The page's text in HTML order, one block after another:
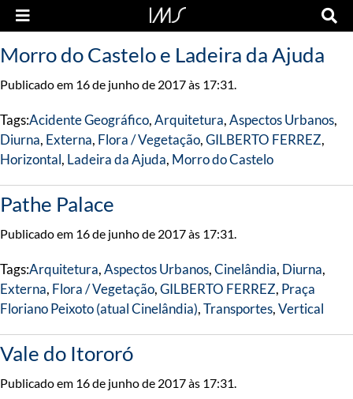
Morro do Castelo e Ladeira da Ajuda
Publicado em 16 de junho de 2017 às 17:31.
Tags:Acidente Geográfico,Arquitetura,Aspectos Urbanos,
Diurna, Externa, Flora / Vegetação,GILBERTO FERREZ,
Horizontal, Ladeira da Ajuda, Morro do Castelo
Pathe Palace
Publicado em 16 de junho de 2017 às 17:31.
Tags:Arquitetura,Aspectos Urbanos,Cinelândia, Diurna,
Externa, Flora / Vegetação,GILBERTO FERREZ, Praça
Floriano Peixoto (atual Cinelândia),Transportes,Vertical
Vale do Itororó
Publicado em 16 de junho de 2017 às 17:31.